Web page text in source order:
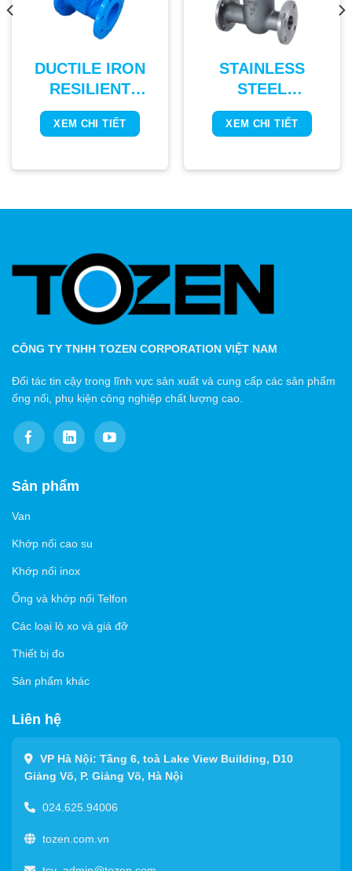
DUCTILE IRON
RESILIENT
SEAT GATE
VALVE
XEM CHI TIẾT
STAINLESS
STEEL
FLANGED GATE
VALVE
XEM CHI TIẾT
CÔNG TY TNHH TOZEN CORPORATION VIỆT NAM
Đối tác tin cậy trong lĩnh vực sản xuất và cung cấp các sản phẩm
ống nối, phụ kiện công nghiệp chất lượng cao.
Sản phẩm
Van
Khớp nối cao su
Khớp nối inox
Ống và khớp nối Telfon
Các loại lò xo và giá đỡ
Thiết bị đo
Sản phẩm khác
Liên hệ
VP Hà Nội: Tầng 6, toà Lake View Building, D10
Giảng Võ, P. Giảng Võ, Hà Nội
024.625.94006
tozen.com.vn